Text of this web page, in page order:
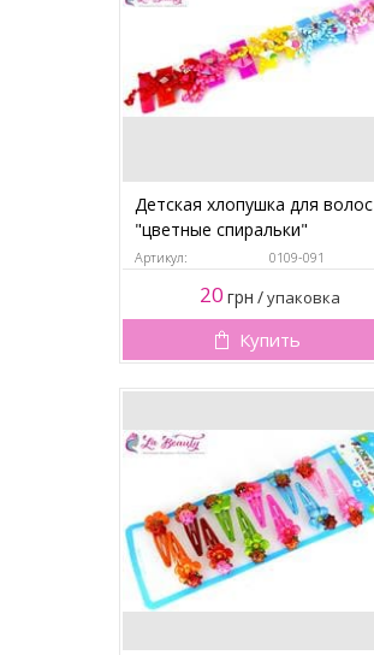
Детская хлопушка для волос
"цветные спиральки"
Артикул: 0109-091
20 грн /упаковка
Купить